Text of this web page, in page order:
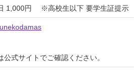
日 1,000円 ※高校生以下 要学生証提示
式サイトでご確認ください。